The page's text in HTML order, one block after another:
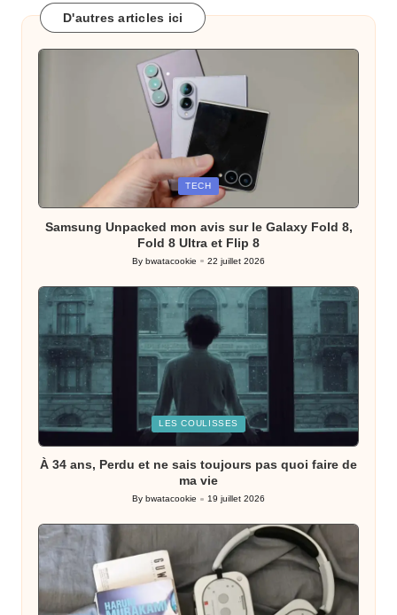
D'autres articles ici
TECH
Samsung Unpacked mon avis sur le Galaxy Fold 8,
Fold 8 Ultra et Flip 8
Posted
By bwatacookie 22 juillet 2026
Posted
LES COULISSES
À 34 ans, Perdu et ne sais toujours pas quoi faire de
ma vie
Posted
By bwatacookie 19 juillet 2026